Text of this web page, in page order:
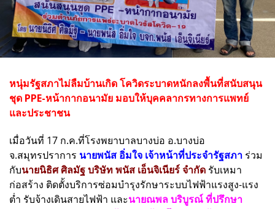
หนุ่มรัฐสภาไม่ลืมบ้านเกิด โควิดระบาดหนักลงพื้นที่สนับสนุน
ชุด PPE-หน้ากากอนามัย มอบให้บุคคลากรทางการแพทย์
และประชาชน
เมื่อวันที่ 17 ก.ค.ที่โรงพยาบาลบางบ่อ อ.บางบ่อ
จ.สมุทรปราการ นายพนัส อิ่มใจ เจ้าหน้าที่ประจำรัฐสภา ร่วม
กับนายนิธิศ ศิลมัฐ บริษัท พนัส เอ็นจิเนียร์ จำกัด รับเหมา
ก่อสร้าง ติดตั้งบริการซ่อมบำรุงรักษาระบบไฟฟ้าแรงสูง-แรง
ต่ำ รับจ้างเดินสายไฟฟ้า และนายณพล บริบูรณ์ ที่ปรึกษา